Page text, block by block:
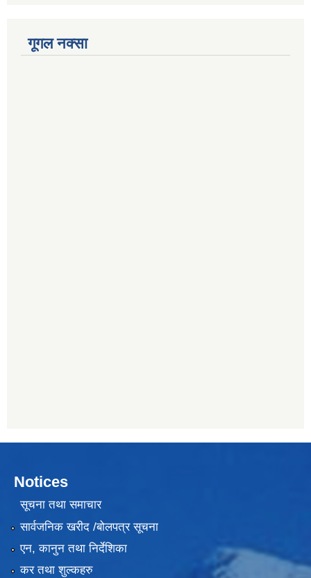
गूगल नक्सा
Notices
सूचना तथा समाचार
सार्वजनिक खरीद /बोलपत्र सूचना
एन, कानुन तथा निर्देशिका
कर तथा शुल्कहरु